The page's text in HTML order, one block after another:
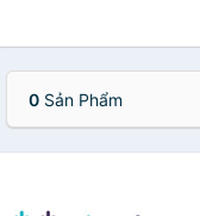
0 Sản Phẩm